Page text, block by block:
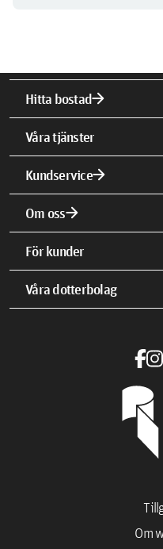
Hitta bostadarrow_forward
Våra tjänster
Kundservicearrow_forward
Om ossarrow_forward
För kunder
Våra dotterbolag
Om